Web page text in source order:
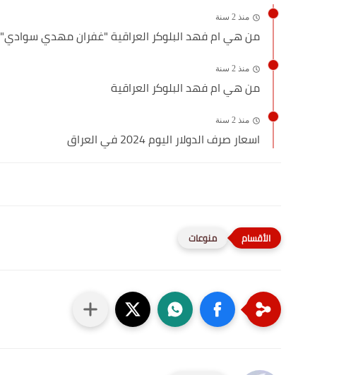
منذ 2 سنة
من هي ام فهد البلوكر العراقية "غفران مهدي سوادي"
منذ 2 سنة
من هي ام فهد البلوكر العراقية
منذ 2 سنة
اسعار صرف الدولار اليوم 2024 في العراق
منوعات